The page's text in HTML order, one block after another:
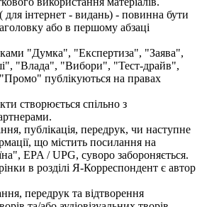
для інтернет - видань) - повинна бути
або в першому абзаці
"Думка", "Експертиза", "Заява",
"Влада", "Вибори", "Тест-драйв",
публікуються на правах
створюється спільно з
публікація, передрук, чи наступне
що містить посилання на
EPA / UPG, суворо забороняється.
в розділі Я-Корреспондент є автор
передрук та відтворення